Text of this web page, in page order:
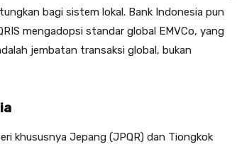
bagi sistem lokal. Bank Indonesia pun
mengadopsi standar global EMVCo, yang
jembatan transaksi global, bukan
khususnya Jepang (JPQR) dan Tiongkok